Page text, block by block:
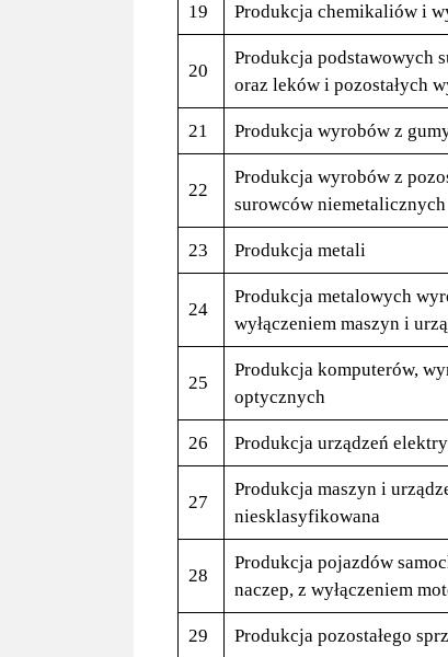
19 Produkcja chemikaliów i
20
Produkcja podstawowych
oraz leków i pozostałych
21 Produkcja wyrobów z
22
Produkcja wyrobów z
surowców niemetalicznych
23 Produkcja metali
24
Produkcja metalowych
wyłączeniem maszyn i
25
Produkcja komputerów,
optycznych
26 Produkcja urządzeń
27
Produkcja maszyn i
niesklasyfikowana
28
Produkcja pojazdów
naczep, z wyłączeniem
29 Produkcja pozostałego